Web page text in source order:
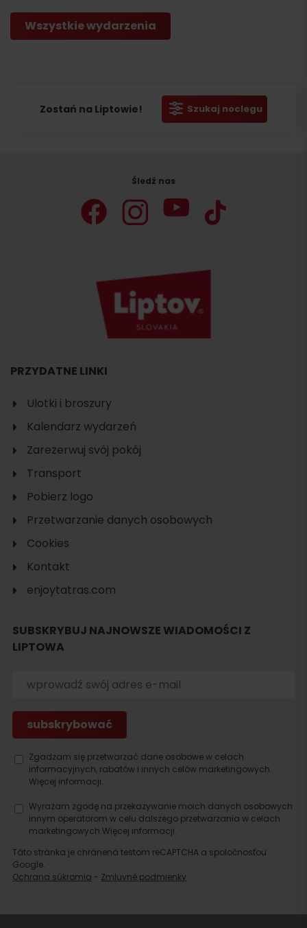
Wszystkie wydarzenia
Zostań na Liptowie! Szukaj noclegu
noclegu
Śledź nas
PRZYDATNE LINKI
Ulotki i broszury
Kalendarz wydarzeń
Zarezerwuj svój pokój
Transport
Pobierz logo
Przetwarzanie danych osobowych
Cookies
Kontakt
enjoytatras.com
SUBSKRYBUJ NAJNOWSZE WIADOMOŚCI Z
LIPTOWA
Zgadzam się przetwarzać dane osobowe w celach
informacyjnych, rabatów i innych celów marketingowych.
Więcej informacji.
Wyrażam zgodę na przekazywanie moich danych osobowych
innym operatorom w celu dalszego przetwarzania w celach
marketingowych.Więcej informacji.
Táto stránka je chránená testom reCAPTCHA a spoločnosťou
Google.
Ochrana súkromia - Zmluvné podmienky